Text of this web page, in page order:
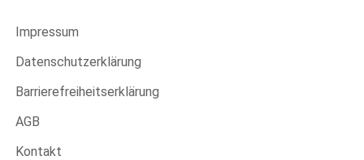
Impressum
Datenschutzerklärung
Barrierefreiheitserklärung
AGB
Kontakt